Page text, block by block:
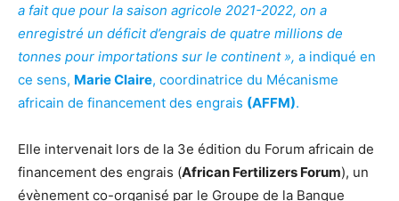
a fait que pour la saison agricole 2021-2022, on a
enregistré un déficit d’engrais de quatre millions de
tonnes pour importations sur le continent », a indiqué en
ce sens, Marie Claire, coordinatrice du Mécanisme
africain de financement des engrais (AFFM).
Elle intervenait lors de la 3e édition du Forum africain de
financement des engrais (African Fertilizers Forum), un
évènement co-organisé par le Groupe de la Banque